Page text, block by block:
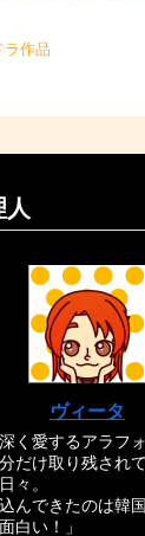
ラ作品
ヴィータ
く愛するアラフォ
だけ取り残され
々。
んできたのは韓
白い！」